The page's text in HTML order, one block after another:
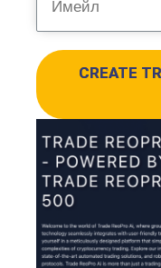
CREATE